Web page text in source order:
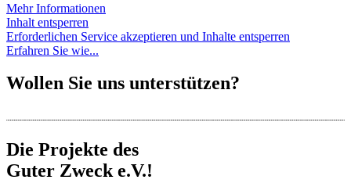
Mehr Informationen
Inhalt entsperren
Erforderlichen Service akzeptieren und Inhalte entsperren
Erfahren Sie wie...
Wollen Sie uns unterstützen?
Die Projekte des
Guter Zweck e.V.!